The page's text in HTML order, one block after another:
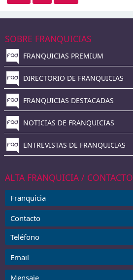
SOBRE FRANQUICIAS
FRANQUICIAS PREMIUM
DIRECTORIO DE FRANQUICIAS
FRANQUICIAS DESTACADAS
NOTICIAS DE FRANQUICIAS
ENTREVISTAS DE FRANQUICIAS
ALTA FRANQUICIA / CONTACTO